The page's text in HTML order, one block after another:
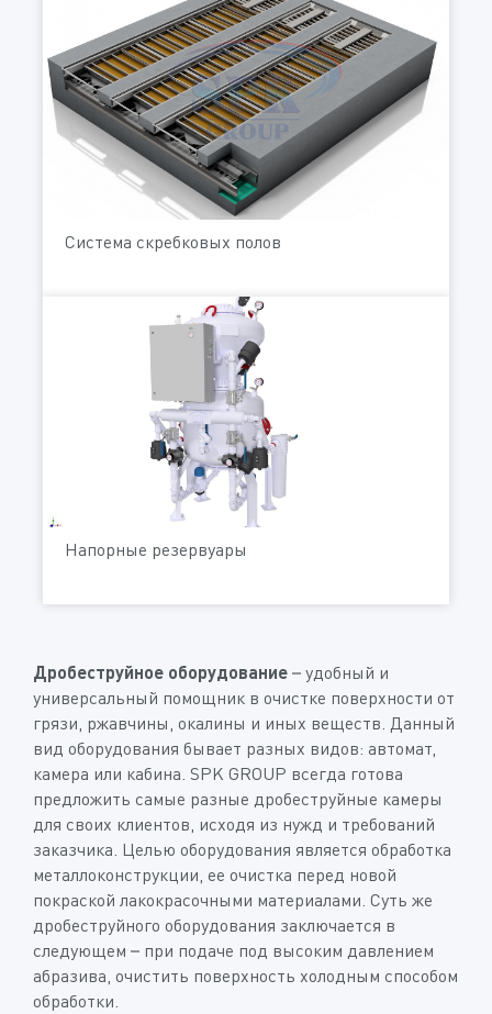
Система скребковых полов
Напорные резервуары
Дробеструйное оборудование – удобный и
универсальный помощник в очистке поверхности от
грязи, ржавчины, окалины и иных веществ. Данный
вид оборудования бывает разных видов: автомат,
камера или кабина. SPK GROUP всегда готова
предложить самые разные дробеструйные камеры
для своих клиентов, исходя из нужд и требований
заказчика. Целью оборудования является обработка
металлоконструкции, ее очистка перед новой
покраской лакокрасочными материалами. Суть же
дробеструйного оборудования заключается в
следующем – при подаче под высоким давлением
абразива, очистить поверхность холодным способом
обработки.